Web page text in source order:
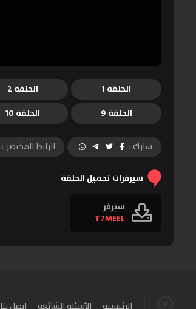
الحلقة 1 الحلقة 2
الحلقة 9
الحلقة 10
شارك : الرابط المختصر :
سيرفرات تحميل الحلقة
سيرفر
T7MEEL